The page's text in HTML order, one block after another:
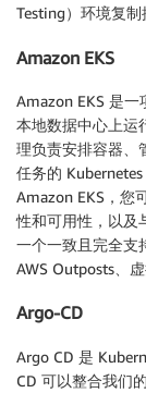
Testing）环境复制
Amazon EKS
Amazon EKS 是一
本地数据中心上运
理负责安排容器、
任务的
Amazon EKS，您
性和可用性，以及
一个一致且完全支
AWS Outposts、
Argo-CD
Argo CD 是
CD 可以整合我们